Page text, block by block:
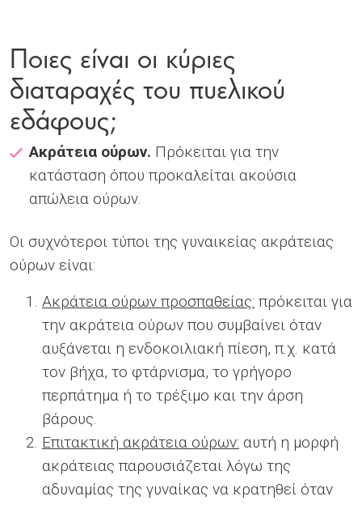
Ποιες είναι οι κύριες
διαταραχές του πυελικού
εδάφους;
Ακράτεια ούρων. Πρόκειται για την
κατάσταση όπου προκαλείται ακούσια
απώλεια ούρων.
Οι συχνότεροι τύποι της γυναικείας ακράτειας
ούρων είναι:
Ακράτεια ούρων προσπαθείας: πρόκειται για
την ακράτεια ούρων που συμβαίνει όταν
αυξάνεται η ενδοκοιλιακή πίεση, π.χ. κατά
τον βήχα, το φτάρνισμα, το γρήγορο
περπάτημα ή το τρέξιμο και την άρση
βάρους.
Επιτακτική ακράτεια ούρων: αυτή η μορφή
ακράτειας παρουσιάζεται λόγω της
αδυναμίας της γυναίκας να κρατηθεί όταν